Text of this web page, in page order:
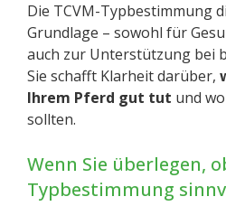
Die TCVM-Typbestimmung
Grundlage – sowohl für
auch zur Unterstützung bei
Sie schafft Klarheit darüber,
Ihrem Pferd gut tut und
sollten.
Wenn Sie überlegen,
Typbestimmung